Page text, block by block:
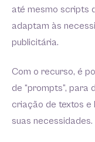
até mesmo scripts
adaptam às
publicitária.
Com o recurso, é
de “prompts”, para
criação de textos e
suas necessidades.